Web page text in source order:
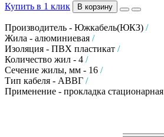
Купить в 1 клик В корзину
Производитель - Южкабель(ЮКЗ) /
Жила - алюминиевая /
Изоляция - ПВХ пластикат /
Количество жил - 4 /
Сечение жилы, мм - 16 /
Тип кабеля - АВВГ /
Применение - прокладка стационарная